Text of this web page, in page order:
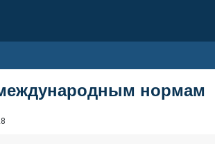
международным нормам